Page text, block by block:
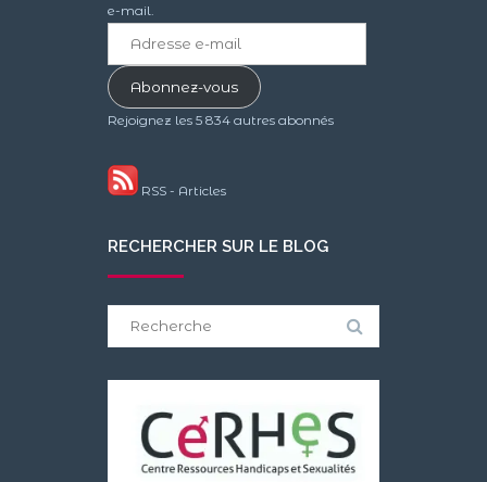
e-mail.
mailAbonnez-vous
Rejoignez les 5 834 autres abonnés
RSS - Articles
RECHERCHER SUR LE BLOG